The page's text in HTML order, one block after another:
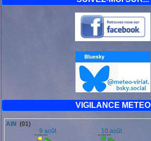
VIGILANCE METEO